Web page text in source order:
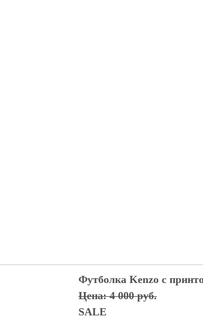
Футболка Kenzo с
Цена: 4 000 руб.
SALE